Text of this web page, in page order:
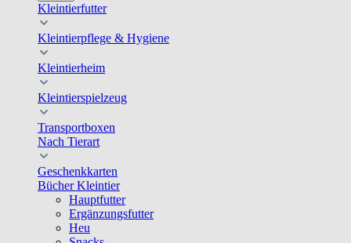
Kleintierfutter
Kleintierpflege & Hygiene
Kleintierheim
Kleintierspielzeug
Transportboxen
Nach Tierart
Geschenkkarten
Bücher Kleintier
Hauptfutter
Ergänzungsfutter
Heu